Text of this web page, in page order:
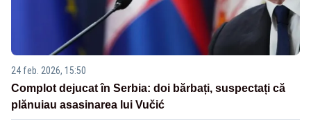
24 feb. 2026, 15:50
Complot dejucat în Serbia: doi bărbați, suspectați că
plănuiau asasinarea lui Vučić